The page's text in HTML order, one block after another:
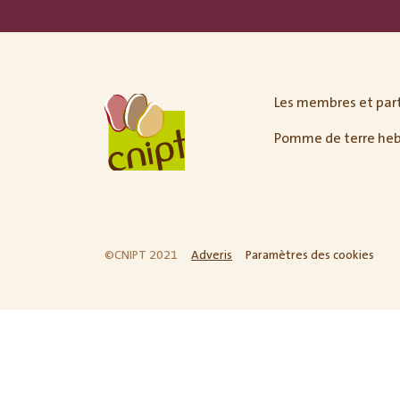
Les membres et
Pomme de terre
©CNIPT 2021 Adveris Paramètres des cookies